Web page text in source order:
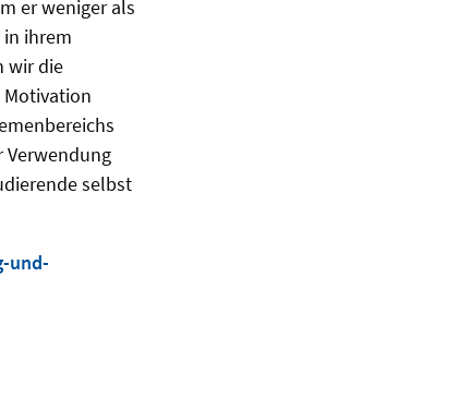
er weniger als
ihrem
wir die
Verwendung
selbst
und-